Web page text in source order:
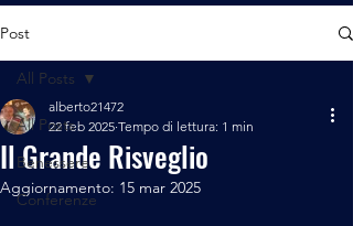
Post
All Posts
Benessere
Conferenze
All Posts
Il Grande Risveglio
alberto21472
22 feb 2025 Tempo di lettura: 1 min
Aggiornamento: 15 mar 2025